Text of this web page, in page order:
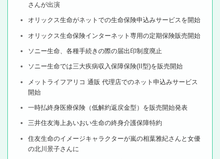
さんが出演
オリックス生命がネットでの生命保険申込みサービスを開始
オリックス生命保険インターネット専用の定期保険販売開始
ソニー生命、各種手続きの際の届出印制度廃止
ソニー生命では三大疾病収入保障保険(II型)を販売開始
メットライフアリコ 通販 代理店でのネット申込みサービス
開始
一時払終身医療保険（低解約返戻金型）を販売開始発表
三井住友海上あいおい生命の終身介護保障特約
住友生命のイメージキャラクターが嵐の相葉雅紀さんと女優
の北川景子さんに